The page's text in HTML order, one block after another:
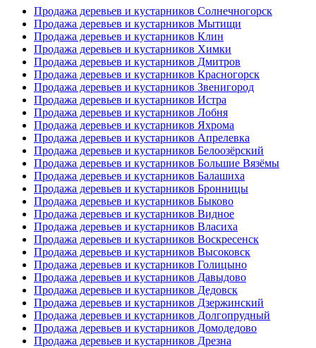
Продажа деревьев и кустарников Солнечногорск
Продажа деревьев и кустарников Мытищи
Продажа деревьев и кустарников Клин
Продажа деревьев и кустарников Химки
Продажа деревьев и кустарников Дмитров
Продажа деревьев и кустарников Красногорск
Продажа деревьев и кустарников Звенигород
Продажа деревьев и кустарников Истра
Продажа деревьев и кустарников Лобня
Продажа деревьев и кустарников Яхрома
Продажа деревьев и кустарников Апрелевка
Продажа деревьев и кустарников Белоозёрский
Продажа деревьев и кустарников Большие Вязёмы
Продажа деревьев и кустарников Балашиха
Продажа деревьев и кустарников Бронницы
Продажа деревьев и кустарников Быково
Продажа деревьев и кустарников Видное
Продажа деревьев и кустарников Власиха
Продажа деревьев и кустарников Воскресенск
Продажа деревьев и кустарников Высоковск
Продажа деревьев и кустарников Голицыно
Продажа деревьев и кустарников Давыдово
Продажа деревьев и кустарников Дедовск
Продажа деревьев и кустарников Дзержинский
Продажа деревьев и кустарников Долгопрудный
Продажа деревьев и кустарников Домодедово
Продажа деревьев и кустарников Дрезна